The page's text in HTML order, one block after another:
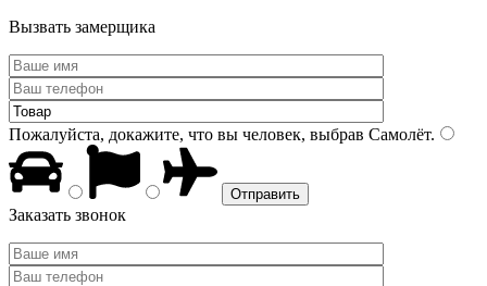
Вызвать замерщика
Пожалуйста, докажите, что вы человек, выбрав Самолёт.
Заказать звонок